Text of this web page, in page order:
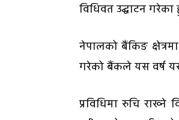
विधिवत उद्घाटन गरेका
नेपालको बैंकिङ
गरेको बैंकले यस वर्ष
प्रविधिमा रुचि राख्ने